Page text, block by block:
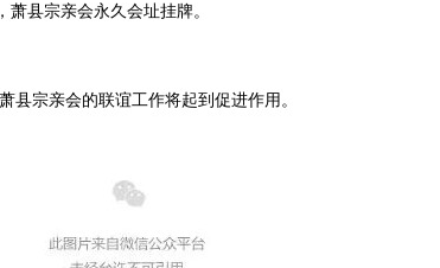
县宗亲会永久会址挂牌。
县宗亲会的联谊工作将起到促进作用。